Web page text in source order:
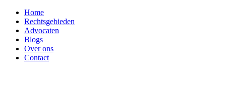
Home
Rechtsgebieden
Advocaten
Blogs
Over ons
Contact